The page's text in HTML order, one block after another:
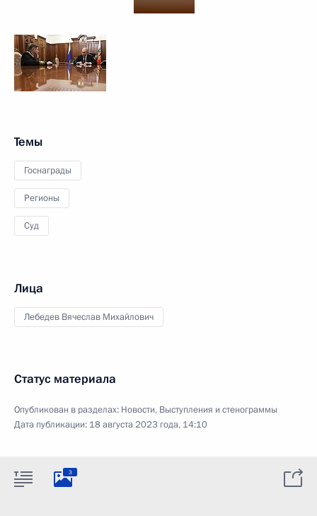
Темы
Госнаграды
Регионы
Суд
Лица
Лебедев Вячеслав Михайлович
Статус материала
Опубликован в разделах: Новости, Выступления и стенограммы
Дата публикации: 18 августа 2023 года, 14:10
3